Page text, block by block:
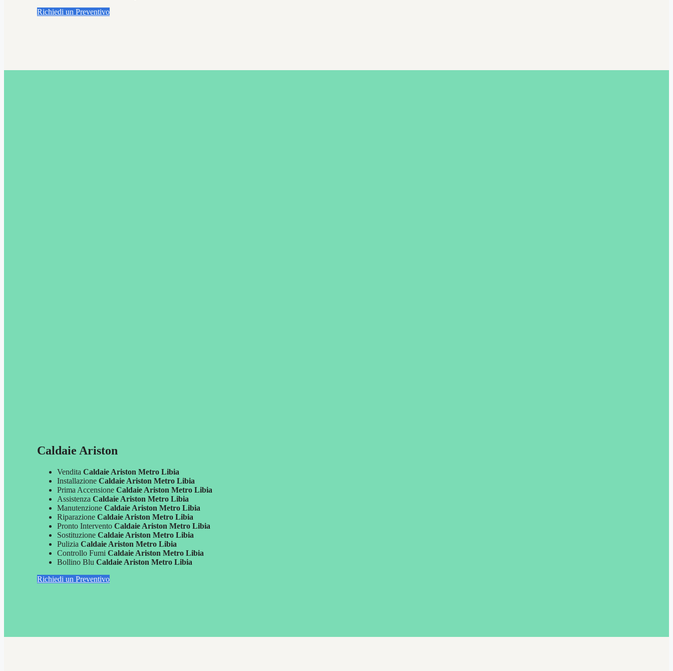
Richiedi un Preventivo
Caldaie Ariston
VenditaCaldaie Ariston Metro Libia
InstallazioneCaldaie Ariston Metro Libia
Prima AccensioneCaldaie Ariston Metro Libia
AssistenzaCaldaie Ariston Metro Libia
ManutenzioneCaldaie Ariston Metro Libia
RiparazioneCaldaie Ariston Metro Libia
Pronto InterventoCaldaie Ariston Metro Libia
SostituzioneCaldaie Ariston Metro Libia
PuliziaCaldaie Ariston Metro Libia
Controllo FumiCaldaie Ariston Metro Libia
Bollino BluCaldaie Ariston Metro Libia
Richiedi un Preventivo